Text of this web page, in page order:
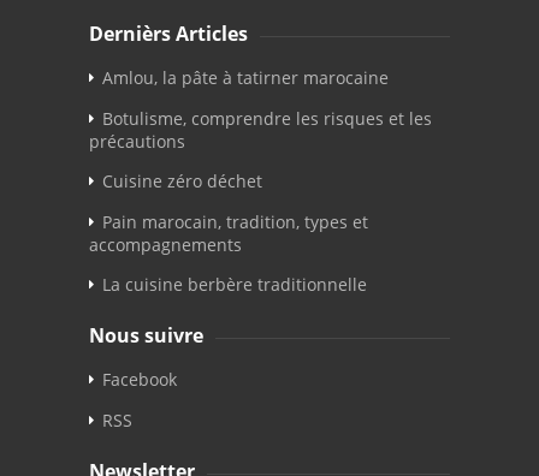
Dernièrs Articles
Amlou, la pâte à tatirner marocaine
Botulisme, comprendre les risques et les
précautions
Cuisine zéro déchet
Pain marocain, tradition, types et
accompagnements
La cuisine berbère traditionnelle
Nous suivre
Facebook
RSS